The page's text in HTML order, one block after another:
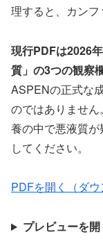
理すると、カンフ
現行PDFは2026
質」の3つの観察
ASPENの正式な
のではありませ
養の中で悪液質
してください。
PDFを開く（ダウ
プレビューを開